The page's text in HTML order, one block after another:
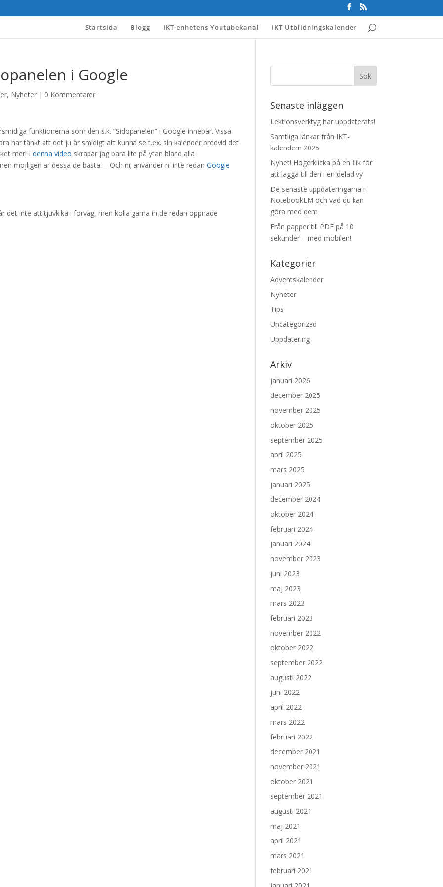
Startsida Blogg IKT-enhetens Youtubekanal IKT Utbildningskalender
i Google
, Nyheter | 0 Kommentarer
funktionerna som den s.k. ”Sidopanelen” i Google innebär. Vissa
har tänkt att det ju är smidigt att kunna se t.ex. sin kalender bredvid det
mer! Idenna video skrapar jag bara lite på ytan bland alla
möjligen är dessa de bästa… Och ni; använder ni inte redanGoogle
det inte att tjuvkika i förväg, men kolla gärna in de redan öppnade
Senaste inläggen
Lektionsverktyg har uppdaterats!
Samtliga länkar från IKT-
kalendern 2025
Nyhet! Högerklicka på en flik för
att lägga till den i en delad vy
De senaste uppdateringarna i
NotebookLM och vad du kan
göra med dem
Från papper till PDF på 10
sekunder – med mobilen!
Kategorier
Adventskalender
Nyheter
Tips
Uncategorized
Uppdatering
Arkiv
januari 2026
december 2025
november 2025
oktober 2025
september 2025
april 2025
mars 2025
januari 2025
december 2024
oktober 2024
februari 2024
januari 2024
november 2023
juni 2023
maj 2023
mars 2023
februari 2023
november 2022
oktober 2022
september 2022
augusti 2022
juni 2022
april 2022
mars 2022
februari 2022
december 2021
november 2021
oktober 2021
september 2021
augusti 2021
maj 2021
april 2021
mars 2021
februari 2021